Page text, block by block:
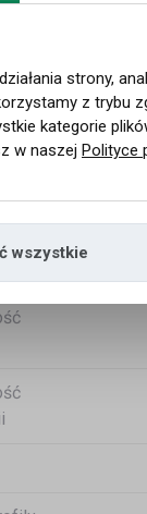
strony,
z trybu
kategorie
w naszej Polityce
wszystkie